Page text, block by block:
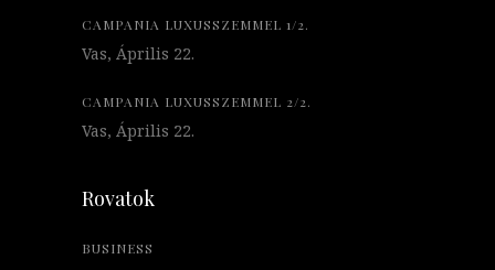
CAMPANIA LUXUSSZEMMEL 1/2.
Vas, Április 22.
CAMPANIA LUXUSSZEMMEL 2/2.
Vas, Április 22.
Rovatok
BUSINESS